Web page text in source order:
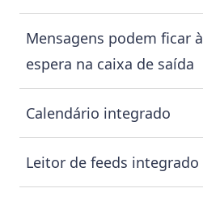
Mensagens podem ficar à
espera na caixa de saída
Calendário integrado
Leitor de feeds integrado